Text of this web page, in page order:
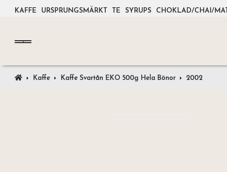
KAFFE URSPRUNGSMÄRKT TE SYRUPS CHOKLAD/CHAI/
Kaffe Kaffe Svartån EKO 500g Hela Bönor 2002